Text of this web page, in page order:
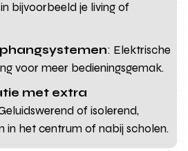
bijvoorbeeld je living of
: Elektrische
voor meer bedieningsgemak.
met extra
of isolerend,
in het centrum of nabij scholen.